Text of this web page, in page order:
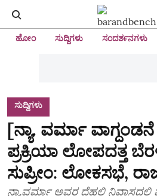
ಹೋಂ ಸುದ್ದಿಗಳು ಸಂದರ್ಶನಗಳು
ಸುದ್ದಿಗಳು
[ನ್ಯಾ. ವರ್ಮಾ
ಪ್ರಕ್ರಿಯಾ ಲೋಪದತ್ತ
ಸುಪ್ರೀಂ: ಲೋಕಸಭೆ,
ನ್ಯಾ.ವರ್ಮಾ ಅವರ ದೆಹಲಿ ನಿವಾಸದಲ್ಲಿ